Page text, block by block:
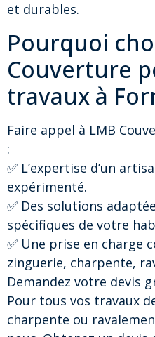
et durables.
Pourquoi
Couverture
travaux à
Faire appel à LMB
:
✅ L’expertise d’un
expérimenté.
✅ Des solutions
spécifiques de votre
✅ Une prise en charge
zinguerie, charpente,
Demandez votre devis
Pour tous vos travaux
charpente ou